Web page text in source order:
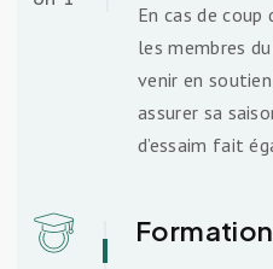
En cas de coup
les membres
venir en
assurer sa
d’essaim fait